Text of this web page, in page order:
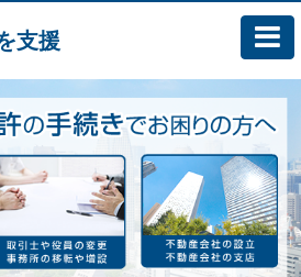
支援